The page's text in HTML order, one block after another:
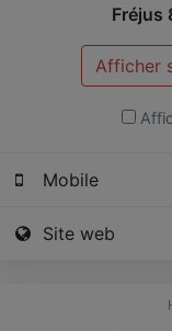
Fréjus
Afficher
Mobile
Site web